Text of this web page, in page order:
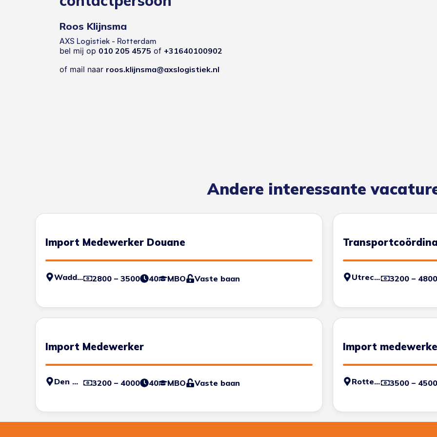
Roos Klijnsma
AXS Logistiek - Rotterdam
bel mij op 010 205 4575 of +31640100902
of mail naar roos.klijnsma@axslogistiek.nl
Andere interessante
Import Medewerker Douane
Waddinxveen 2800 – 3500 40 MBO Vaste baan Utrecht 3200 – 4800
Import Medewerker
Den Haag 3200 – 4000 40 MBO Vaste baan
Import
Rotterdam 3500 – 4500